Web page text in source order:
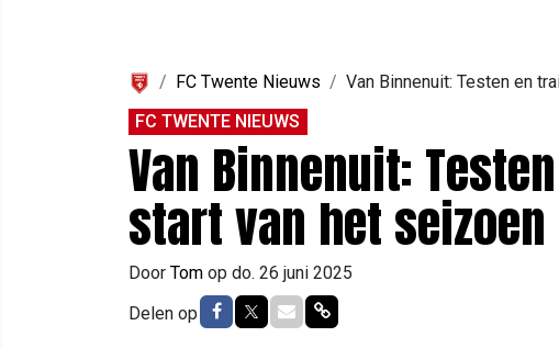
FC Twente Nieuws
Van Binnenuit: Testen en
FC TWENTE NIEUWS
Van Binnenuit:
start van het seizoen
Door Tom op do. 26 juni 2025
Delen op Delen op Facebook
Delen op Twitter
Delen via Mail
Delen via link